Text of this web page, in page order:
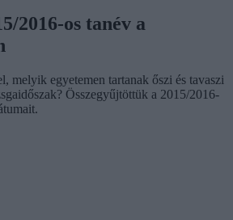
2016-os tanév a
melyik egyetemen tartanak őszi és tavaszi
Összegyűjtöttük a 2015/2016-